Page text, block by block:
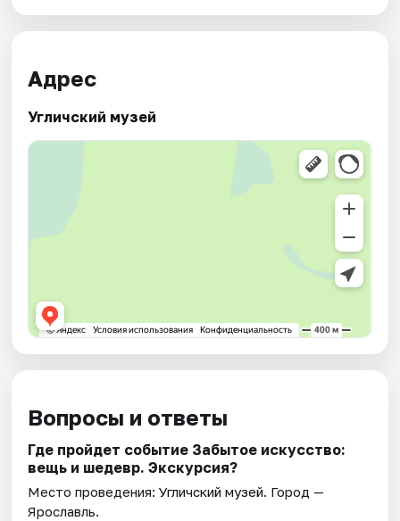
Адрес
Угличский музей
Вопросы и ответы
Где пройдет событие Забытое искусство:
вещь и шедевр. Экскурсия?
Место проведения:Угличский музей. Город —
Ярославль.